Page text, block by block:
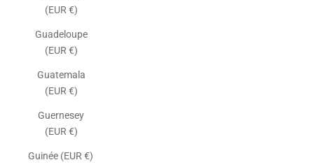
(EUR €)
Guadeloupe
(EUR €)
Guatemala
(EUR €)
Guernesey
(EUR €)
Guinée (EUR €)